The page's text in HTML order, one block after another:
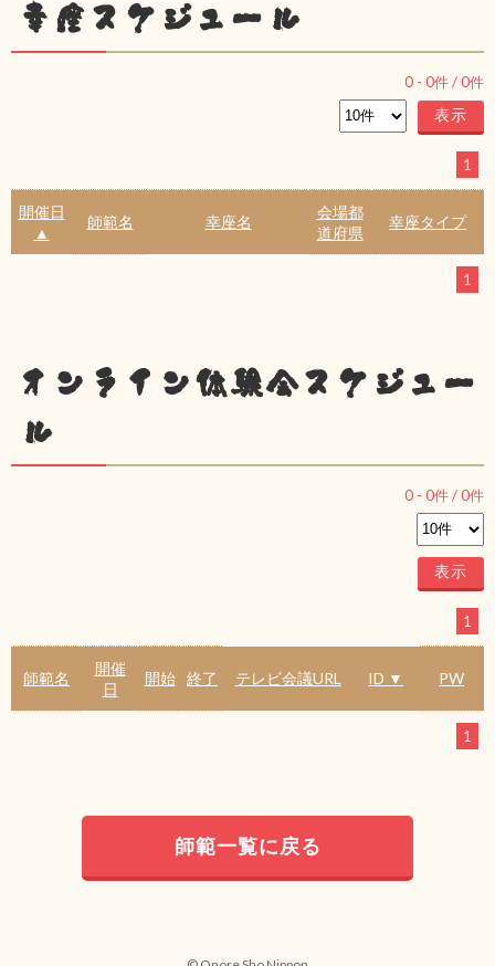
幸座スケジュール
0 - 0件 /0件
1
開催日
▲
師範名 幸座名
会場都
道府県
幸座タイプ
1
オンライン体験会スケジュー
ル
0 - 0件 /0件
1
師範名
開催
日
開始 終了 テレビ会議URL ID ▼ PW
1
師範一覧に戻る